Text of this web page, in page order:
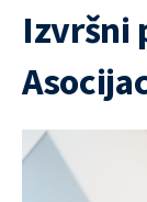
Izvršni